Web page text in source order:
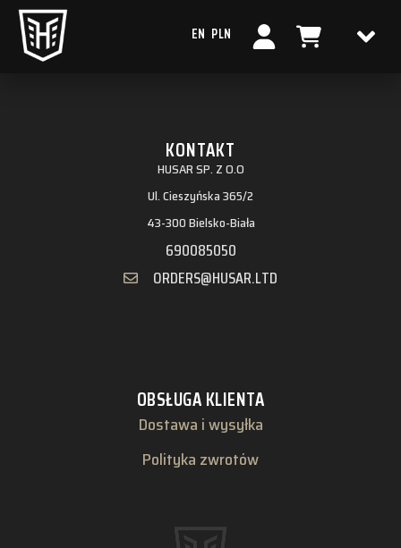
EN PLN
Archiwa
KONTAKT
HUSAR SP. Z O.O
Ul. Cieszyńska 365/2
43-300 Bielsko-Biała
690085050
ORDERS@HUSAR.LTD
OBSŁUGA KLIENTA
Dostawa i wysyłka
Polityka zwrotów